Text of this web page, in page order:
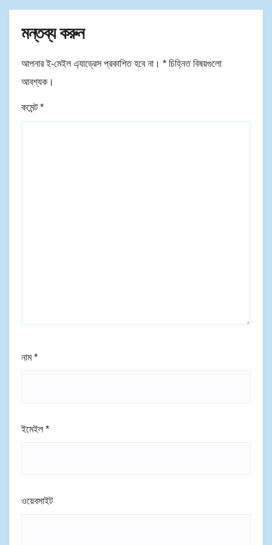
মন্তব্য করুন
আপনার ই-মেইল এ্যাড্রেস প্রকাশিত হবে না। * চিহ্নিত বিষয়গুলো
আবশ্যক।
কমেন্ট*
নাম*
ইমেইল *
ওয়েবসাইট